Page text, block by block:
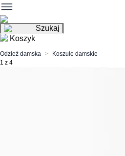
Szukaj
Koszyk
Odzież damska
Koszule damskie
1 z 4